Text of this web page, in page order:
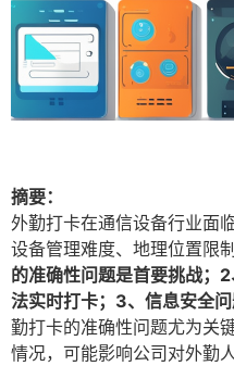
摘要：
外勤打卡在通信设备行业面
设备管理难度、地理位置限
的准确性问题是首要挑战；
法实时打卡；3、信息安全问
勤打卡的准确性问题尤为关
情况，可能影响公司对外勤